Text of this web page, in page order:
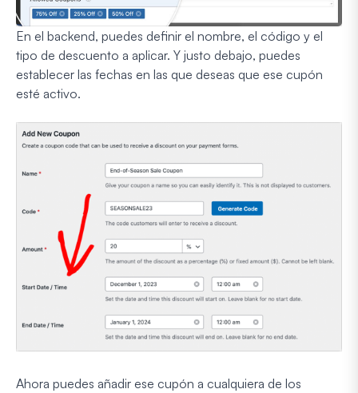
En el backend, puedes definir el nombre, el código y el
tipo de descuento a aplicar. Y justo debajo, puedes
establecer las fechas en las que deseas que ese cupón
esté activo.
Ahora puedes añadir ese cupón a cualquiera de los